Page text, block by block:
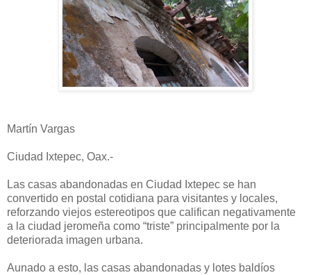
Martín Vargas
Ciudad Ixtepec, Oax.-
Las casas abandonadas en Ciudad Ixtepec se han
convertido en postal cotidiana para visitantes y locales,
reforzando viejos estereotipos que califican negativamente
a la ciudad jeromeña como “triste” principalmente por la
deteriorada imagen urbana.
Aunado a esto, las casas abandonadas y lotes baldíos